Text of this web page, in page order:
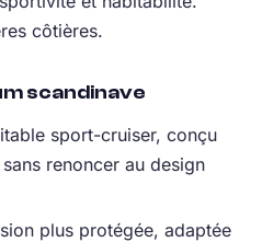
côtières.
scandinave
sport-cruiser, conçu
renoncer au design
plus protégée, adaptée